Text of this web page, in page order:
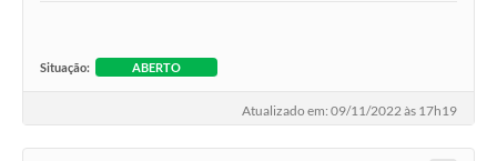
Situação: ABERTO
Atualizado em: 09/11/2022 às 17h19